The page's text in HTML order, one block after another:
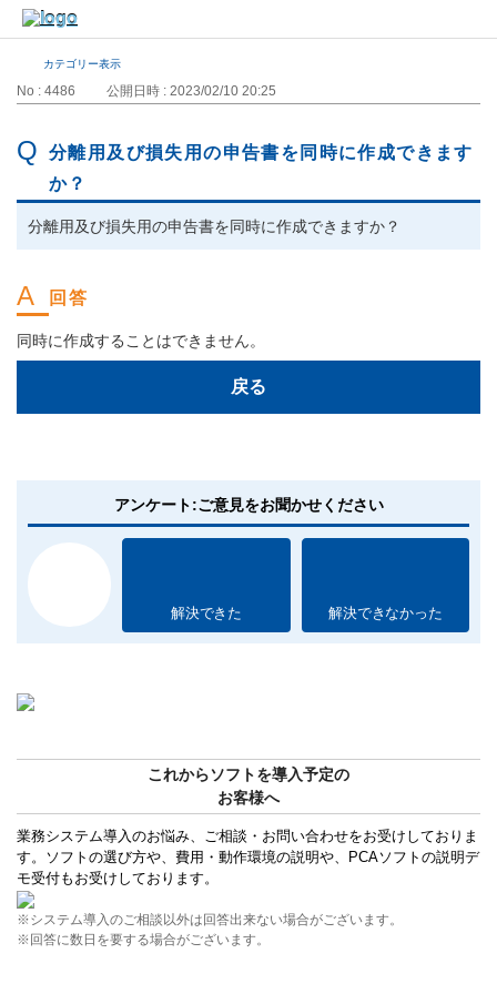
カテゴリー表示
No : 4486 公開日時 : 2023/02/10 20:25
分離用及び損失用の申告書を同時に作成できます
か？
分離用及び損失用の申告書を同時に作成できますか？
同時に作成することはできません。
戻る
アンケート:ご意見をお聞かせください
解決できた 解決できなかった
これからソフトを導入予定の
お客様へ
業務システム導入のお悩み、ご相談・お問い合わせをお受けしておりま
す。ソフトの選び方や、費用・動作環境の説明や、PCAソフトの説明デ
モ受付もお受けしております。
※システム導入のご相談以外は回答出来ない場合がございます。
※回答に数日を要する場合がございます。